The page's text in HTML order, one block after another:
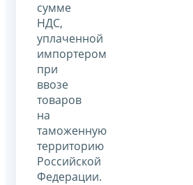
сумме
НДС,
уплаченной
импортером
при
ввозе
товаров
на
таможенную
территорию
Российской
Федерации.